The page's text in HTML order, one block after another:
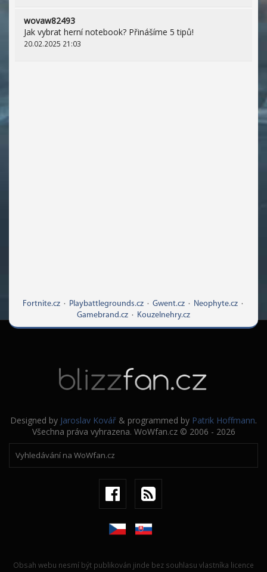
wovaw82493
Jak vybrat herní notebook? Přinášíme 5 tipů!
20.02.2025 21:03
Fortnite.cz· Playbattlegrounds.cz· Gwent.cz· Neophyte.cz·
Gamebrand.cz · Kouzelnehry.cz
Designed by Jaroslav Kovář & programmed by Patrik Hoffmann.
Všechna práva vyhrazena. WoWfan.cz © 2006 - 2026
Obsah webu nesmí být publikován jinde bez souhlasu vlastníka licence